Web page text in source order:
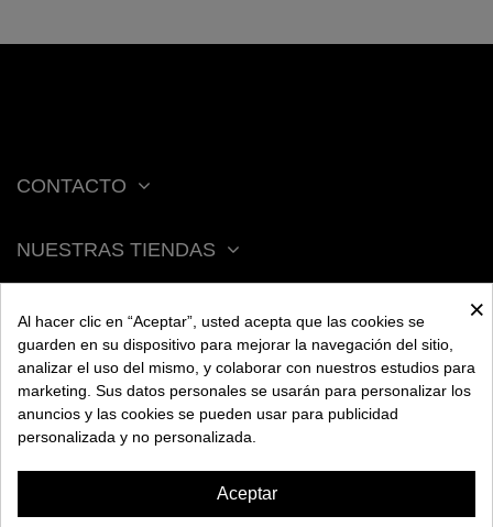
CONTACTO
NUESTRAS TIENDAS
ACERCA DE BENGALA
AYUDA
INFORMACIÓN
×
Al hacer clic en “Aceptar”, usted acepta que las cookies se
guarden en su dispositivo para mejorar la navegación del sitio,
analizar el uso del mismo, y colaborar con nuestros estudios para
marketing. Sus datos personales se usarán para personalizar los
anuncios y las cookies se pueden usar para publicidad
personalizada y no personalizada.
Aceptar